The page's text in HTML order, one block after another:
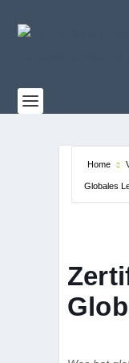
Home
Globales